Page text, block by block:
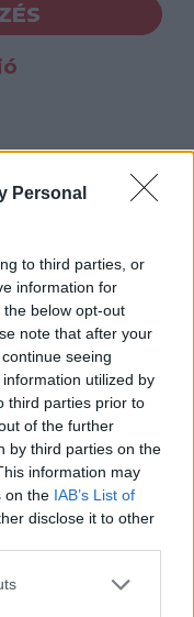
Personal
to third parties, or
information for
below opt-out
note that after your
seeing
utilized by
third parties prior to
of the further
by third parties on the
information may
on the IAB’s List of
disclose it to other